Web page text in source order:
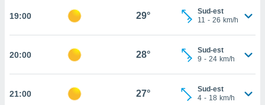
à
cas,
19:00 29°
Sud-est
11 - 26 km/h
20:00 28°
Sud-est
9 - 24 km/h
21:00 27°
Sud-est
4 - 18 km/h